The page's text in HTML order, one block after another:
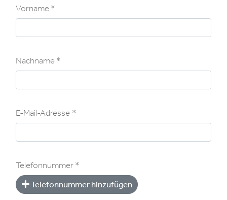
Vorname
Vorname
Nachname
Nachname
E-Mail-Adresse
E-Mail-Adresse
Telefonnummer
Telefonnummer
Telefonnummer hinzufügen